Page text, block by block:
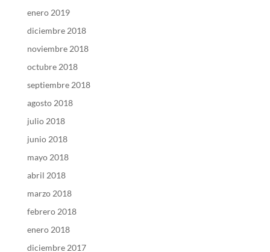
enero 2019
diciembre 2018
noviembre 2018
octubre 2018
septiembre 2018
agosto 2018
julio 2018
junio 2018
mayo 2018
abril 2018
marzo 2018
febrero 2018
enero 2018
diciembre 2017